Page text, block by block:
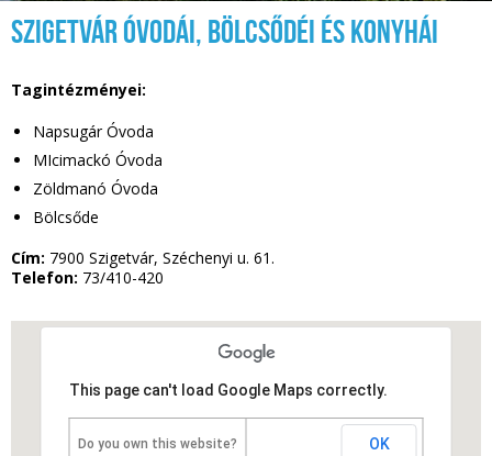
Szigetvár Óvodái, Bölcsődéi és Konyhái
Tagintézményei:
Napsugár Óvoda
MIcimackó Óvoda
Zöldmanó Óvoda
Bölcsőde
Cím: 7900 Szigetvár, Széchenyi u. 61.
Telefon: 73/410-420
This page can't load Google Maps correctly.
Do you own this website? OK